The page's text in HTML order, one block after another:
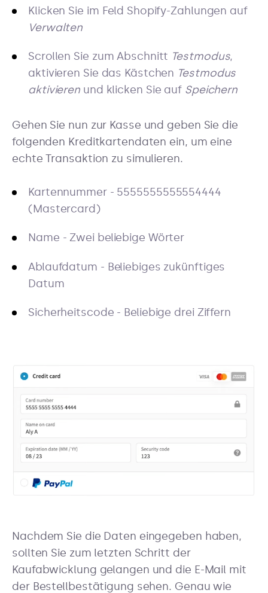
Klicken Sie im Feld Shopify-Zahlungen auf
Verwalten
Scrollen Sie zum Abschnitt Testmodus,
aktivieren Sie das Kästchen Testmodus
aktivieren und klicken Sie auf Speichern
Gehen Sie nun zur Kasse und geben Sie die
folgenden Kreditkartendaten ein, um eine
echte Transaktion zu simulieren.
Kartennummer - 5555555555554444
(Mastercard)
Name - Zwei beliebige Wörter
Ablaufdatum - Beliebiges zukünftiges
Datum
Sicherheitscode - Beliebige drei Ziffern
Nachdem Sie die Daten eingegeben haben,
sollten Sie zum letzten Schritt der
Kaufabwicklung gelangen und die E-Mail mit
der Bestellbestätigung sehen. Genau wie